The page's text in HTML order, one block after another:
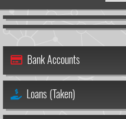
Bank Accounts
Loans (Taken)